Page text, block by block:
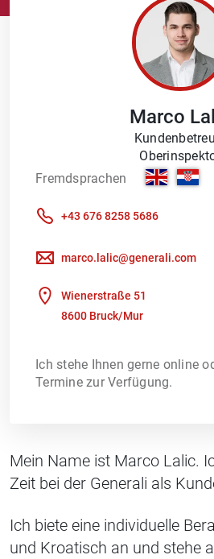
Marco
Fremdsprachen
+43 676 8258 5686
marco.lalic@generali.com
Wienerstraße 51
8600 Bruck/Mur
Ich stehe Ihnen gerne online
Termine zur Verfügung.
Mein Name ist Marco Lalic.
Zeit bei der Generali als
Ich biete eine individuelle
und Kroatisch an und stehe